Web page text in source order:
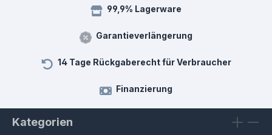
99,9% Lagerware
Garantieverlängerung
14 Tage Rückgaberecht für Verbraucher
Finanzierung
Kategorien